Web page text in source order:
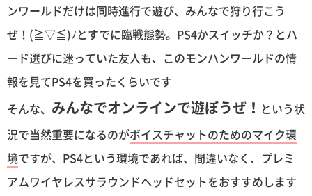
ンワールドだけは同時進行で遊び、みんなで狩り行こう
ぜ！(≧▽≦)ﾉとすでに臨戦態勢。PS4かスイッチか？とハ
ード選びに迷っていた友人も、このモンハンワールドの情
報を見てPS4を買ったくらいです
そんな、 みんなでオンラインで遊ぼうぜ！ という状
況で当然重要になるのがボイスチャットのためのマイク環
境ですが、PS4という環境であれば、間違いなく、プレミ
アムワイヤレスサラウンドヘッドセットをおすすめします